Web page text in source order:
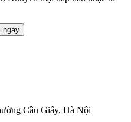
ngay
Cầu Giấy, Hà Nội